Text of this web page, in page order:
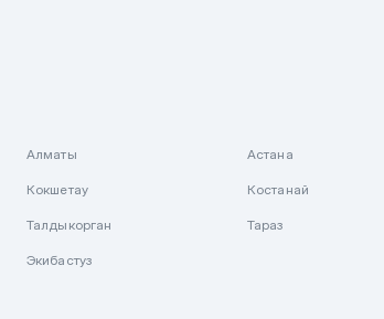
Алматы Астана
Кокшетау Костанай
Талдыкорган Тараз
Экибастуз